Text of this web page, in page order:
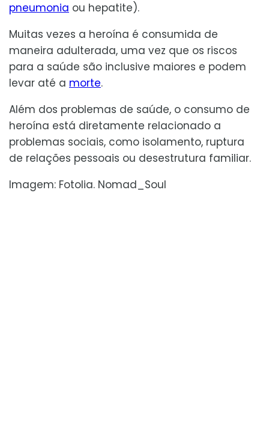
pneumonia ou hepatite).
Muitas vezes a heroína é consumida de
maneira adulterada, uma vez que os riscos
para a saúde são inclusive maiores e podem
levar até a morte.
Além dos problemas de saúde, o consumo de
heroína está diretamente relacionado a
problemas sociais, como isolamento, ruptura
de relações pessoais ou desestrutura familiar.
Imagem: Fotolia. Nomad_Soul